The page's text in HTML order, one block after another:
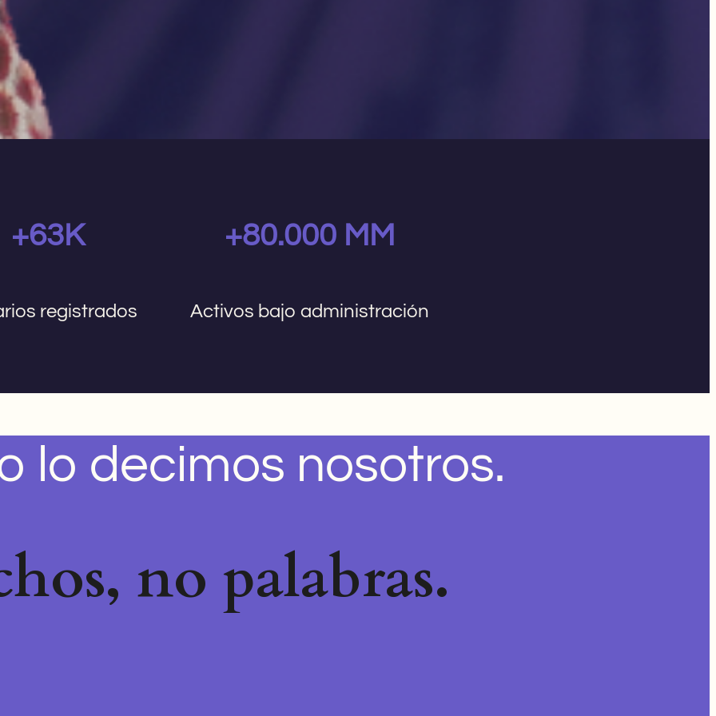
+63K
registrados
+80.000 MM
Activos bajo administración
lo decimos nosotros.
no palabras.